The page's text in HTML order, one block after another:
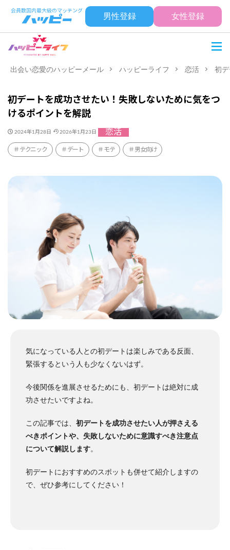
男性登録 女性登録
出会い恋愛のハッピーメール ハッピーライフ 恋活 初
初デートを成功させたい！失敗しないために気をつ
けるポイントを解説
2024年1月28日 2026年1月23日 恋活
テクニック デート モテ 男女向け
気になっている人との初デートは楽しみである反面、
緊張するという人も少なくないはず。
今後関係を進展させるためにも、初デートは絶対に成
功させたいですよね。
この記事では、 初デートを成功させたい人が押さえる
べきポイントや、失敗しないために意識すべき注意点
について解説します。
初デートにおすすめのスポットも併せて紹介しますの
で、ぜひ参考にしてください！